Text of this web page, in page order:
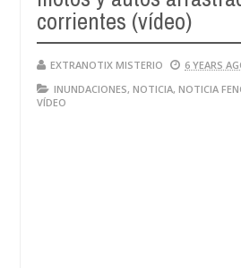
corrientes (vídeo)
EXTRANOTIX MISTERIO
6 YEARS
INUNDACIONES, NOTICIA, NOTICIA
VÍDEO